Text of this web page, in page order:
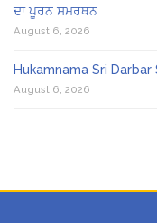
ਦਾ ਪੂਰਨ ਸਮਰਥਨ
August 6, 2026
Hukamnama Sri
August 6, 2026